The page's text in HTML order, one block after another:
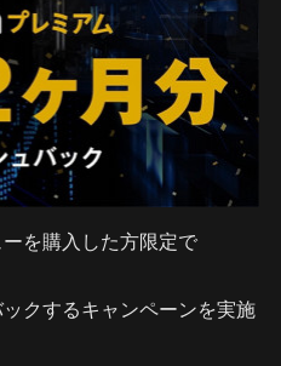
を購入した方限定で
クするキャンペーンを実施